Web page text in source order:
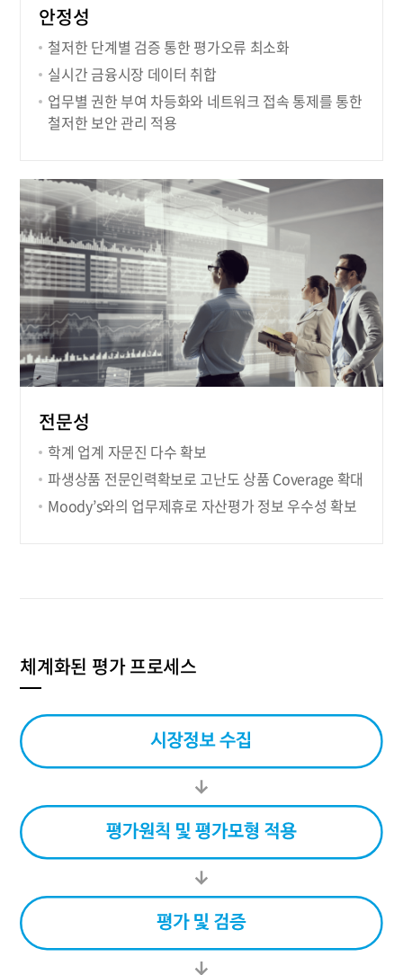
안정성
철저한 단계별 검증 통한 평가오류 최소화
실시간 금융시장 데이터 취합
업무별 권한 부여 차등화와 네트워크 접속 통제를 통한
철저한 보안 관리 적용
전문성
학계 업계 자문진 다수 확보
파생상품 전문인력확보로 고난도 상품 Coverage 확대
Moody’s와의 업무제휴로 자산평가 정보 우수성 확보
체계화된 평가 프로세스